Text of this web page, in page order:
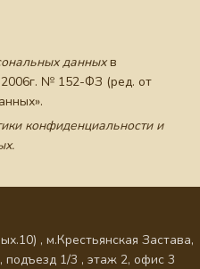
данныхв
№ 152-ФЗ (ред. от
конфиденциальности и
, м.Крестьянская Застава,
подъезд 1/3 , этаж 2, офис 3